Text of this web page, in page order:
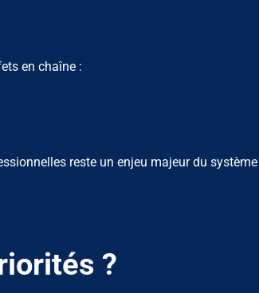
en chaîne :
reste un enjeu majeur du système
?